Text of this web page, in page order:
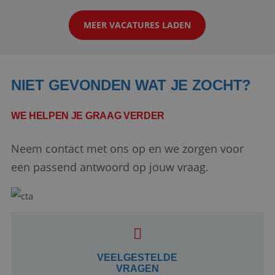
klanten te overtuigen om die droomreis te
boeken! ...
MEER VACATURES LADEN
NIET GEVONDEN WAT JE ZOCHT?
WE HELPEN JE GRAAG VERDER
Neem contact met ons op en we zorgen voor
een passend antwoord op jouw vraag.
VEELGESTELDE
VRAGEN
Google Privacy Policy